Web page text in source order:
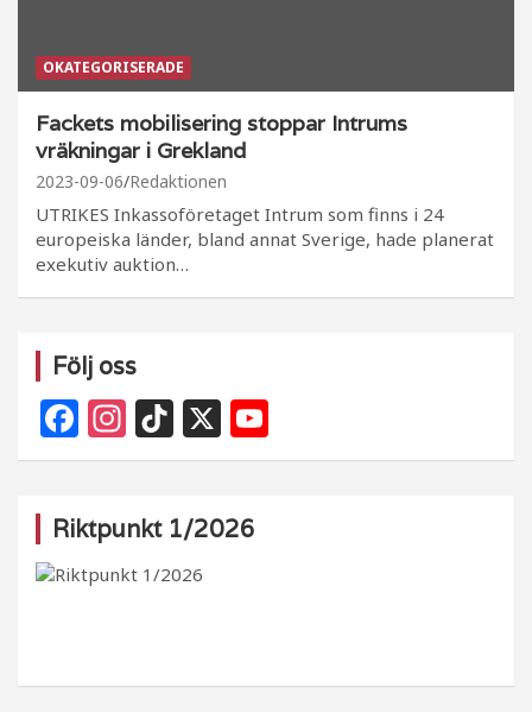
OKATEGORISERADE
Fackets mobilisering stoppar Intrums
vräkningar i Grekland
2023-09-06 Redaktionen
UTRIKES Inkassoföretaget Intrum som finns i 24
europeiska länder, bland annat Sverige, hade planerat
exekutiv auktion…
Följ oss
F
a
e
b
k
In
st
g
ra
Ti
k
o
k
X
o
Riktpunkt 1/2026